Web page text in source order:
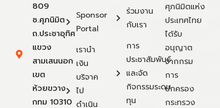
809
ซ.ศุภนิมิต
ถ.ประชาอุทิศ
แขวง
สามเสนนอก
เขต
ห้วยขวาง
กทม 10310
Sponsor
Portal
เรานำ
เงิน
บริจาค
ไป
ดำเนิน
ร่วมงาน
กับเรา
การ
ประชาสัมพันธ์
และจัด
กิจกรรมระดม
ทุน
ศุภนิมิตแห่ง
ประเทศไทย
ได้รับ
อนุญาต
จากกรม
การ
ปกครอง
กระทรวง